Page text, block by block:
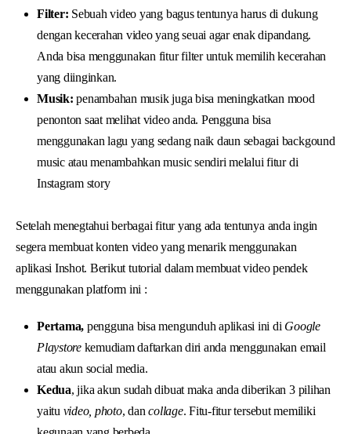
Filter: Sebuah video yang bagus tentunya harus di dukung
dengan kecerahan video yang seuai agar enak dipandang.
Anda bisa menggunakan fitur filter untuk memilih kecerahan
yang diinginkan.
Musik: penambahan musik juga bisa meningkatkan mood
penonton saat melihat video anda. Pengguna bisa
menggunakan lagu yang sedang naik daun sebagai backgound
music atau menambahkan music sendiri melalui fitur di
Instagram story
Setelah menegtahui berbagai fitur yang ada tentunya anda ingin
segera membuat konten video yang menarik menggunakan
aplikasi Inshot. Berikut tutorial dalam membuat video pendek
menggunakan platform ini :
Pertama, pengguna bisa mengunduh aplikasi ini di Google
Playstorekemudiam daftarkan diri anda menggunakan email
atau akun social media.
Kedua, jika akun sudah dibuat maka anda diberikan 3 pilihan
yaitu video, photo, dan collage. Fitu-fitur tersebut memiliki